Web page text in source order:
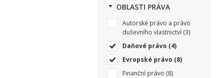
OBLASTI PRÁVA
Autorské právo a právo
duševního vlastnictví (3)
Daňové právo (4)
Evropské právo (8)
Finanční právo (8)